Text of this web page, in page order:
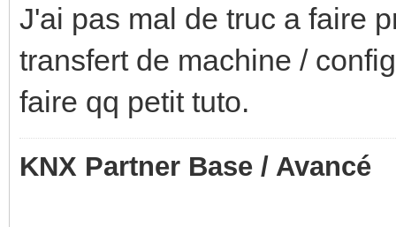
J'ai pas mal de truc a faire
transfert de machine /
faire qq petit tuto.
KNX Partner Base / Avancé